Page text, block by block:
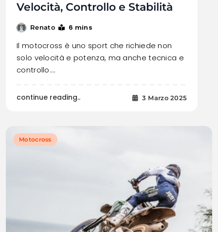
Velocità, Controllo e Stabilità
Renato 6 mins
Il motocross è uno sport che richiede non
solo velocità e potenza, ma anche tecnica e
controllo.…
continue reading.. 3 Marzo 2025
Motocross